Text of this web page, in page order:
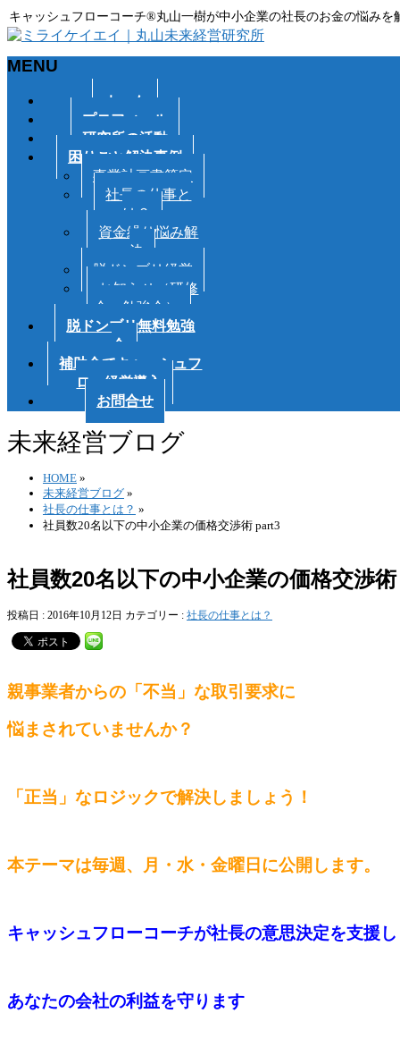
キャッシュフローコーチ®丸山一樹が中小企業の社長のお金の悩みを
MENU
ホーム
プロフィール
研究所の活動
困りごと解決事例
事業計画書策定
社長の仕事と
は？
資金繰り悩み解
決
脱ドンブリ経営
お知らせ（研修
会・勉強会）
脱ドンブリ無料勉強
会
補助金でキャッシュフ
ロー経営導入
お問合せ
未来経営ブログ
HOME »
未来経営ブログ »
社長の仕事とは？ »
社員数20名以下の中小企業の価格交渉術 part3
社員数20名以下の中小企業の価格交渉
投稿日 : 2016年10月12日 カテゴリー : 社長の仕事とは？
親事業者からの「不当」な取引要求に
悩まされていませんか？
「正当」なロジックで解決しましょう！
本テーマは毎週、月・水・金曜日に公開します。
キャッシュフローコーチが社長の意思決定を支援し
あなたの会社の利益を守ります